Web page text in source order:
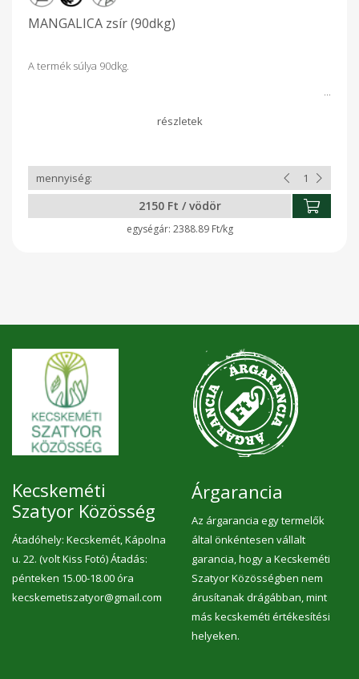
MANGALICA zsír (90dkg)
A termék súlya 90dkg.
2150 Ft / vödör
2388.89 Ft/kg
Kecskeméti
Szatyor Közösség
Átadóhely: Kecskemét, Kápolna
u. 22. (volt Kiss Fotó) Átadás:
pénteken 15.00-18.00 óra
kecskemetiszatyor@gmail.com
Árgarancia
Az árgarancia egy termelők
által önkéntesen vállalt
garancia, hogy a Kecskeméti
Szatyor Közösségben nem
árusítanak drágábban, mint
más kecskeméti értékesítési
helyeken.